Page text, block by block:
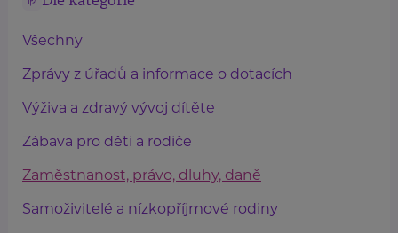
Všechny
Zprávy z úřadů a informace o dotacích
Výživa a zdravý vývoj dítěte
Zábava pro děti a rodiče
Zaměstnanost, právo, dluhy, daně
Samoživitelé a nízkopříjmové rodiny